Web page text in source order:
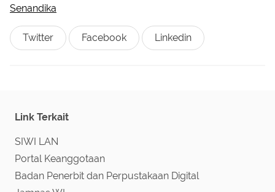
Senandika
Twitter Facebook Linkedin
Link Terkait
SIWI LAN
Portal Keanggotaan
Badan Penerbit dan Perpustakaan Digital